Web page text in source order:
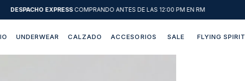
DESPACHO EXPRESSCOMPRANDO ANTES DE LAS 12:00 PM EN RM
UNDERWEAR CALZADO ACCESORIOS SALE FLYING SPIRIT